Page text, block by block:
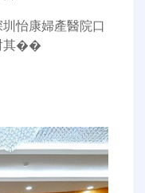
怡康婦產醫院口
其��